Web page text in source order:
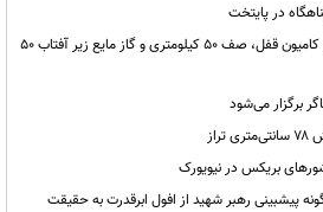
در پایتخت
ریمـدان در آستانه بحران؛ ۳ هزار کامیون قفل، صف ۵۰ کیلومتری و گاز مایع زیر آفتاب ۵۰
برگزار می‌شود
بریکس در نیویورک
پیشبینی رهبر شهید از افول ابرقدرت به حقیقت